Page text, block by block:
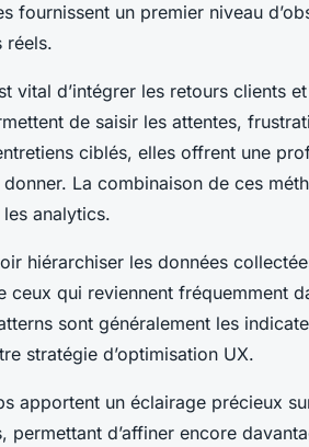
fournissent un premier niveau
réels.
vital d’intégrer les retours clients
de saisir les attentes,
ciblés, elles offrent une
La combinaison de ces
analytics.
hiérarchiser les données
ceux qui reviennent fréquemment
sont généralement les
stratégie d’optimisation UX.
apportent un éclairage précieux
permettant d’affiner encore